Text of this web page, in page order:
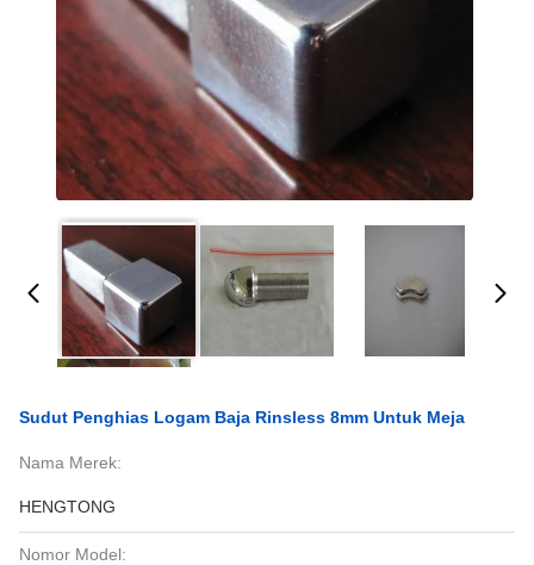
Sudut Penghias Logam Baja Rinsless 8mm Untuk Meja
Nama Merek:
HENGTONG
Nomor Model: